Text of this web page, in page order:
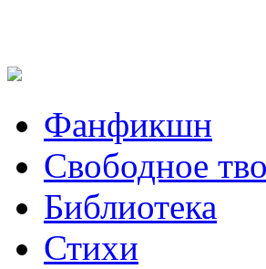
Фанфикшн
Свободное
Библиотека
Стихи